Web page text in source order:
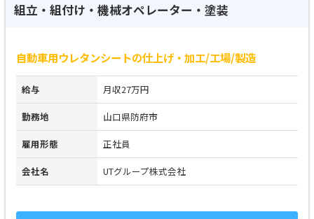
組立・組付け・機械オペレーター・塗装
自動車用ウレタンシートの仕上げ・加工/工場/製造
給与 月収27万円
勤務地 山口県防府市
雇用形態 正社員
会社名 UTグループ株式会社